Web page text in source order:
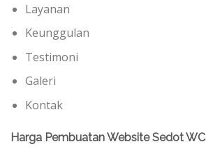
Layanan
Keunggulan
Testimoni
Galeri
Kontak
Harga Pembuatan Website Sedot WC